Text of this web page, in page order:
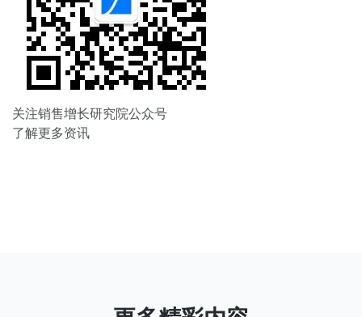
关注销售增长研究院公众号
了解更多资讯